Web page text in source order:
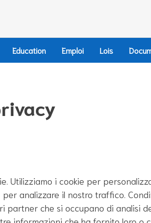
Education Emploi Lois
Utilizziamo i cookie per
analizzare il nostro traffico.
partner che si occupano di analisi